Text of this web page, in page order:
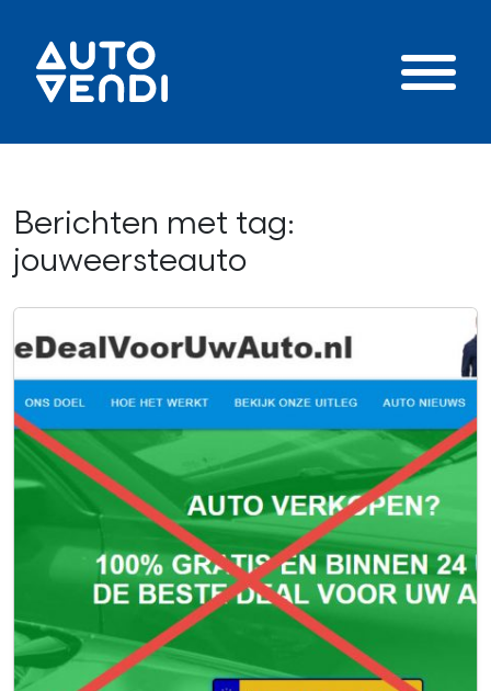
Berichten met tag:
jouweersteauto